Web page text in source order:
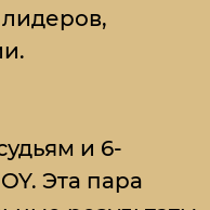
и 6-
Эта пара